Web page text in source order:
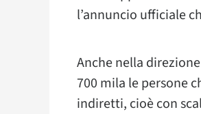
l’annuncio ufficiale
Anche nella
700 mila le persone
indiretti, cioè con